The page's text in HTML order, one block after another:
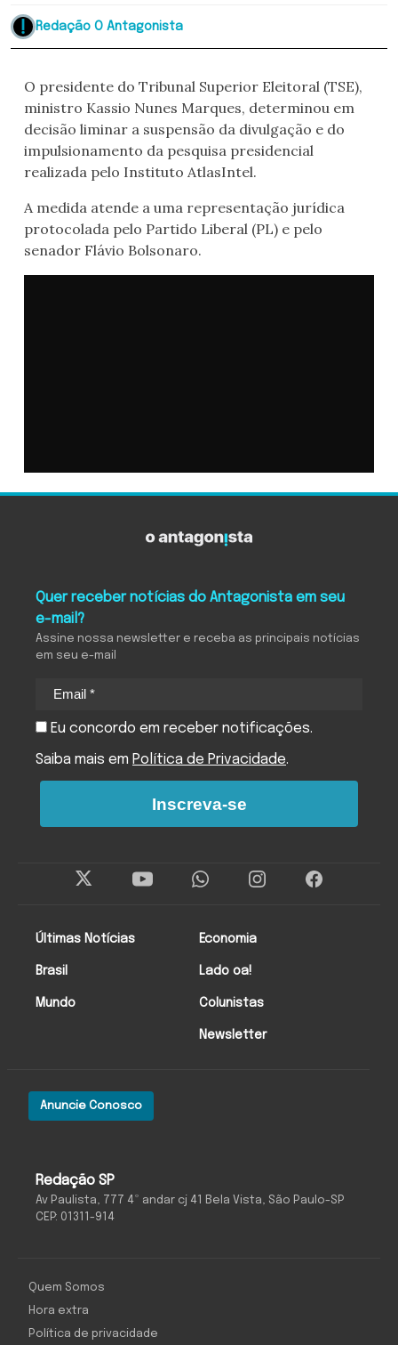
Redação O Antagonista
O presidente do Tribunal Superior Eleitoral (TSE),
ministro Kassio Nunes Marques, determinou em
decisão liminar a suspensão da divulgação e do
impulsionamento da pesquisa presidencial
realizada pelo Instituto AtlasIntel.
A medida atende a uma representação jurídica
protocolada pelo Partido Liberal (PL) e pelo
senador Flávio Bolsonaro.
Redação SP
Av Paulista, 777 4º andar cj 41 Bela Vista, São Paulo-SP
CEP: 01311-914
Anuncie Conosco
Últimas Notícias
Brasil
Mundo
Economia
Lado oa!
Colunistas
Newsletter
Quer receber notícias do Antagonista em seu
e-mail?
Assine nossa newsletter e receba as principais notícias
em seu e-mail
Eu concordo em receber notificações.
Saiba mais em Política de Privacidade.
Inscreva-se
Quem Somos
Hora extra
Política de privacidade